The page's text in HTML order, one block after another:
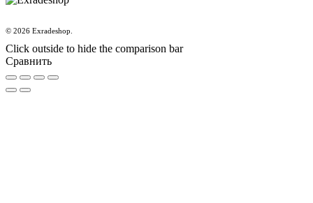
© 2026 Exradeshop.
Click outside to hide the comparison bar
Сравнить